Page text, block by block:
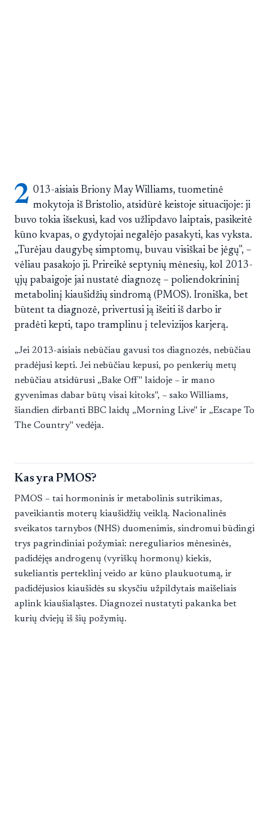
2 013-aisiais Briony May Williams, tuometinė
mokytoja iš Bristolio, atsidūrė keistoje situacijoje: ji
buvo tokia išsekusi, kad vos užlipdavo laiptais, pasikeitė
kūno kvapas, o gydytojai negalėjo pasakyti, kas vyksta.
„Turėjau daugybę simptomų, buvau visiškai be jėgų", –
vėliau pasakojo ji. Prireikė septynių mėnesių, kol 2013-
ųjų pabaigoje jai nustatė diagnozę – poliendokrininį
metabolinį kiaušidžių sindromą (PMOS). Ironiška, bet
būtent ta diagnozė, privertusi ją išeiti iš darbo ir
pradėti kepti, tapo tramplinu į televizijos karjerą.
„Jei 2013-aisiais nebūčiau gavusi tos diagnozės, nebūčiau
pradėjusi kepti. Jei nebūčiau kepusi, po penkerių metų
nebūčiau atsidūrusi „Bake Off" laidoje – ir mano
gyvenimas dabar būtų visai kitoks", – sako Williams,
šiandien dirbanti BBC laidų „Morning Live" ir „Escape To
The Country" vedėja.
Kas yra PMOS?
PMOS – tai hormoninis ir metabolinis sutrikimas,
paveikiantis moterų kiaušidžių veiklą. Nacionalinės
sveikatos tarnybos (NHS) duomenimis, sindromui būdingi
trys pagrindiniai požymiai: nereguliarios mėnesinės,
padidėjęs androgenų (vyriškų hormonų) kiekis,
sukeliantis perteklinį veido ar kūno plaukuotumą, ir
padidėjusios kiaušidės su skysčiu užpildytais maišeliais
aplink kiaušialąstes. Diagnozei nustatyti pakanka bet
kurių dviejų iš šių požymių.